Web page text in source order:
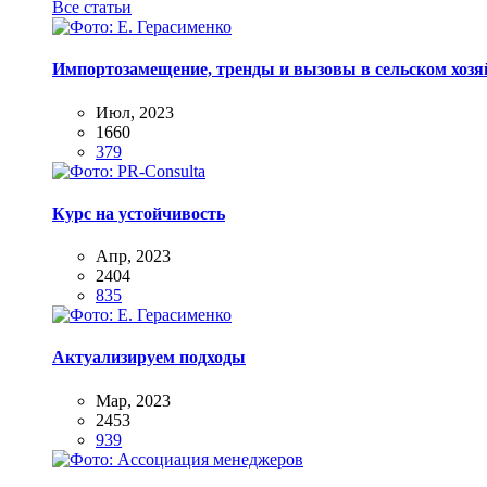
Все статьи
Импортозамещение, тренды и вызовы в сельском
Июл, 2023
1660
379
Курс на устойчивость
Апр, 2023
2404
835
Актуализируем подходы
Мар, 2023
2453
939